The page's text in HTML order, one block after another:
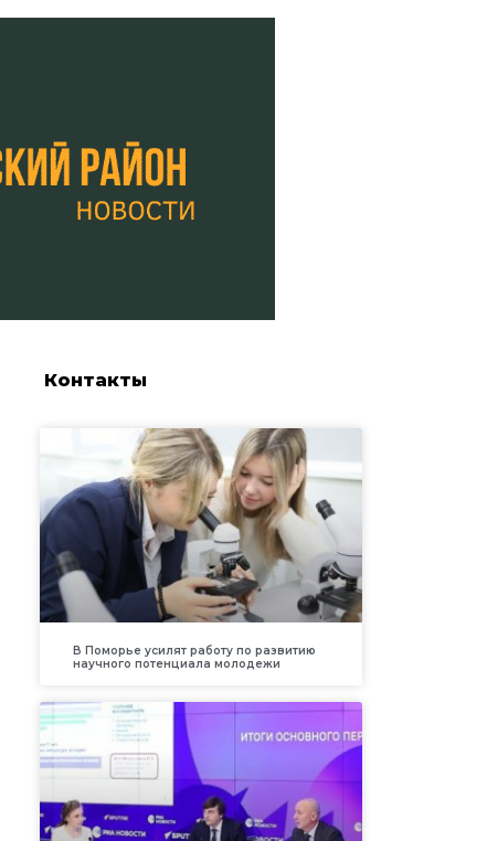
Контакты
В Поморье усилят работу по развитию
научного потенциала молодежи